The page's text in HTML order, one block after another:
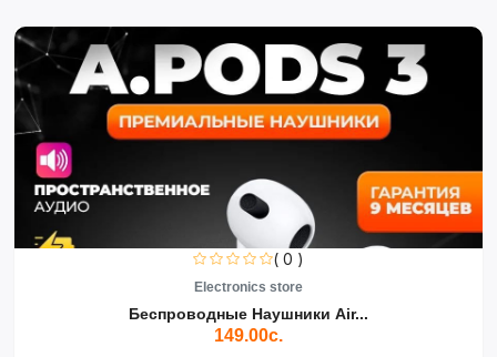
( 0 )
Electronics store
Беспроводные Наушники Air...
149.00с.